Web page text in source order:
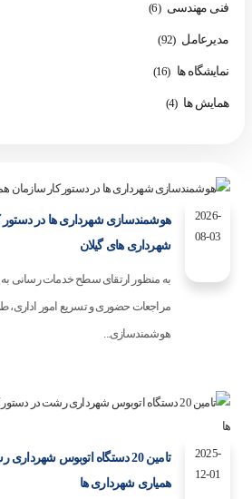
فنی مهندسی (6)
مدیرعامل (92)
نمایشگاه ها (16)
همایش ها (4)
2026-
08-03
هوشمندسازی شهرداری ها در دستور
شهرداری های گیلان
به منظور ارتقای سطح خدمات رسانی به
مراجعات حضوری و تسریع امور اداری،
هوشمندسازی...
2025-
12-01
تامین 20 دستگاه اتوبوس
همیاری شهرداری ها